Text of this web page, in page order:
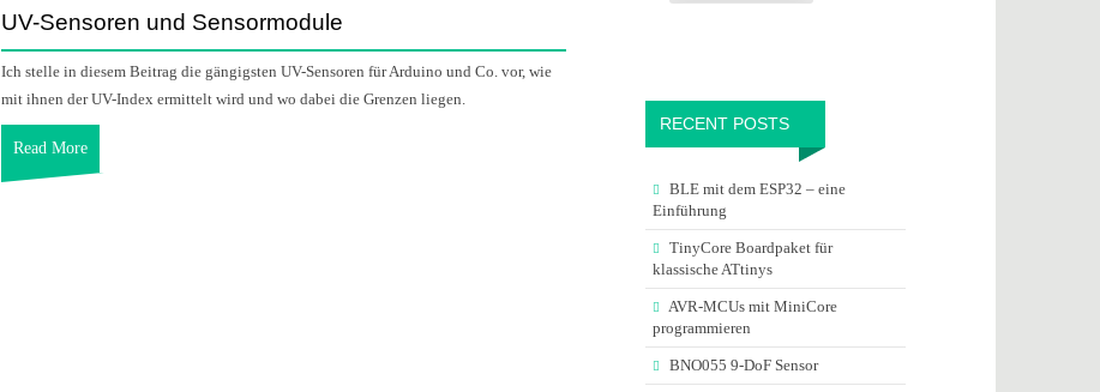
UV-Sensoren und Sensormodule
Ich stelle in diesem Beitrag die gängigsten UV-Sensoren für Arduino und Co. vor, wie
mit ihnen der UV-Index ermittelt wird und wo dabei die Grenzen liegen.
Read More
RECENT POSTS
BLE mit dem ESP32 – eine
Einführung
TinyCore Boardpaket für
klassische ATtinys
AVR-MCUs mit MiniCore
programmieren
BNO055 9-DoF Sensor